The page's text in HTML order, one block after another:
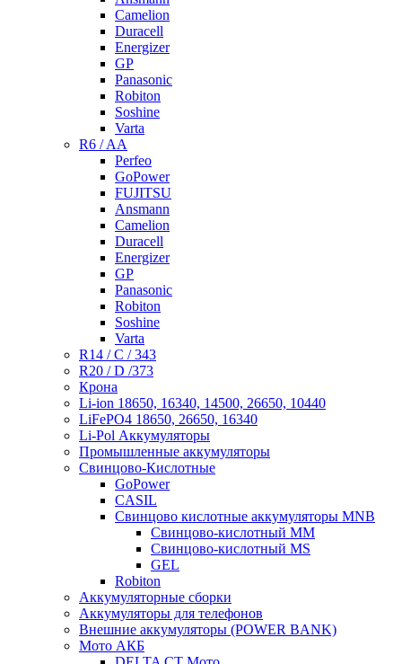
Camelion
Duracell
Energizer
GP
Panasonic
Robiton
Soshine
Varta
R6 / AA
Perfeo
GoPower
FUJITSU
Ansmann
Camelion
Duracell
Energizer
GP
Panasonic
Robiton
Soshine
Varta
R14 / C / 343
R20 / D /373
Крона
Li-ion 18650, 16340, 14500, 26650, 10440
LiFePO4 18650, 26650, 16340
Li-Pol Аккумуляторы
Промышленные аккумуляторы
Свинцово-Кислотные
GoPower
CASIL
Свинцово кислотные аккумуляторы MNB
Cвинцово-кислотный MM
Cвинцово-кислотный MS
GEL
Robiton
Аккумуляторные сборки
Аккумуляторы для телефонов
Внешние аккумуляторы (POWER BANK)
Мото АКБ